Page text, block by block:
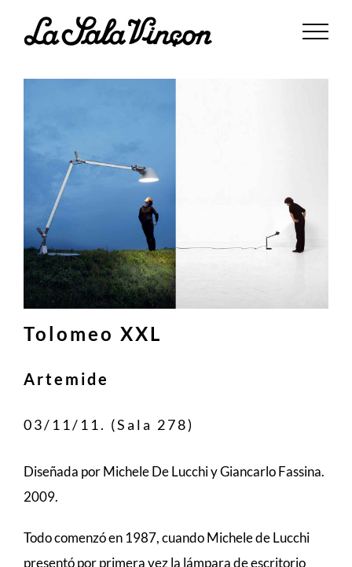
Tolomeo XXL
Artemide
03/11/11. (Sala 278)
Diseñada por Michele De Lucchi y Giancarlo Fassina.
2009.
Todo comenzó en 1987, cuando Michele de Lucchi
presentó por primera vez la lámpara de escritorio